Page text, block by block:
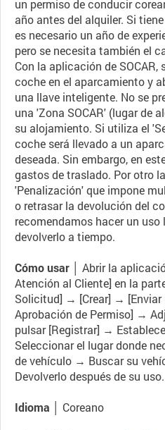
un permiso de conducir
año antes del alquiler. Si
es necesario un año de
pero se necesita también el
Con la aplicación de SOCAR,
coche en el aparcamiento y
una llave inteligente. No se
una 'Zona SOCAR' (lugar de
su alojamiento. Si utiliza el
coche será llevado a un
deseada. Sin embargo, en
gastos de traslado. Por otro
'Penalización' que impone
o retrasar la devolución del
recomendamos hacer un
devolverlo a tiempo.
Cómo usar │ Abrir la
Atención al Cliente] en la
Solicitud] → [Crear] → [Enviar
Aprobación de Permiso] →
pulsar [Registrar] →
Seleccionar el lugar donde
de vehículo → Buscar su
Devolverlo después de su uso.
Idioma │ Coreano